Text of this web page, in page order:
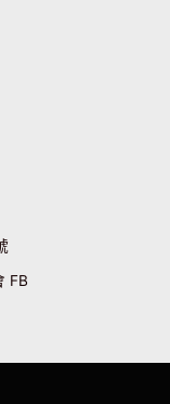
FB